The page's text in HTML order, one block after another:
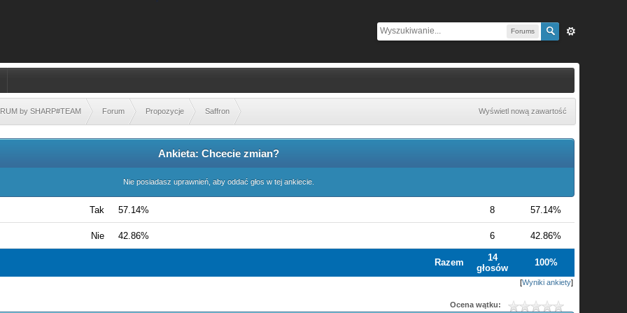
Forums
by SHARP#TEAM Forum Propozycje Saffron Wyświetl nową zawartość
Ankieta: Chcecie zmian?
Nie posiadasz uprawnień, aby oddać głos w tej ankiecie.
Tak 57.14% 8 57.14%
Nie 42.86% 6 42.86%
Razem
14
głosów
100%
[Wyniki ankiety]
Ocena wątku: